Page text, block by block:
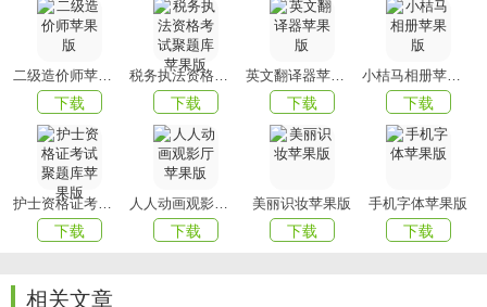
中药取药时间。
以上就是小编今日为大家带来的医鹿健康软件相关内容介绍
了，更多APP下载尽在mmxiazai!
二级造价师苹果版
下载
税务执法资格考试聚题库苹果版
下载
英文翻译器苹果版
下载
小桔马相册苹果版
下载
护士资格证考试聚题库苹果版
下载
人人动画观影厅苹果版
下载
美丽识妆苹果版
下载
手机字体苹果版
下载
相关文章